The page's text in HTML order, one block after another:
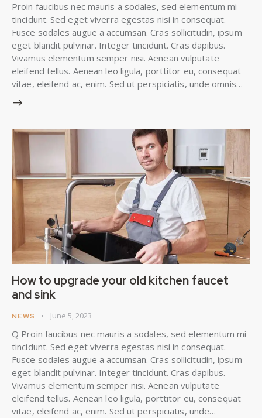
Proin faucibus nec mauris a sodales, sed elementum mi
tincidunt. Sed eget viverra egestas nisi in consequat.
Fusce sodales augue a accumsan. Cras sollicitudin, ipsum
eget blandit pulvinar. Integer tincidunt. Cras dapibus.
Vivamus elementum semper nisi. Aenean vulputate
eleifend tellus. Aenean leo ligula, porttitor eu, consequat
vitae, eleifend ac, enim. Sed ut perspiciatis, unde omnis…
How to upgrade your old kitchen faucet
and sink
NEWS June 5, 2023
Q Proin faucibus nec mauris a sodales, sed elementum mi
tincidunt. Sed eget viverra egestas nisi in consequat.
Fusce sodales augue a accumsan. Cras sollicitudin, ipsum
eget blandit pulvinar. Integer tincidunt. Cras dapibus.
Vivamus elementum semper nisi. Aenean vulputate
eleifend tellus. Aenean leo ligula, porttitor eu, consequat
vitae, eleifend ac, enim. Sed ut perspiciatis, unde…